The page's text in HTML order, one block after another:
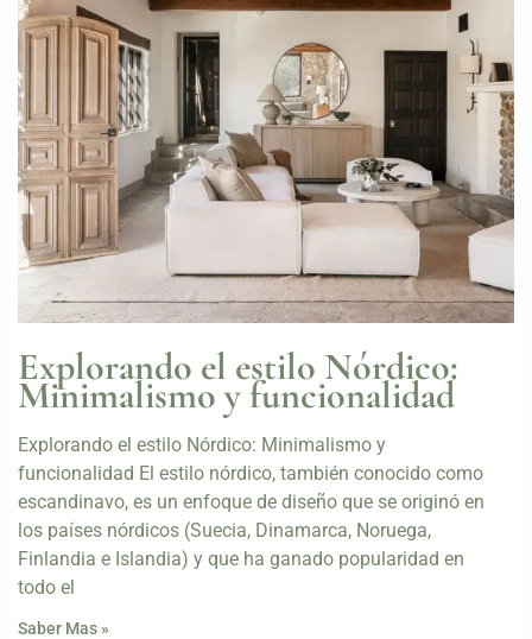
Explorando el estilo Nórdico:
Minimalismo y funcionalidad
Explorando el estilo Nórdico: Minimalismo y
funcionalidad El estilo nórdico, también conocido como
escandinavo, es un enfoque de diseño que se originó en
los países nórdicos (Suecia, Dinamarca, Noruega,
Finlandia e Islandia) y que ha ganado popularidad en
todo el
Saber Mas »